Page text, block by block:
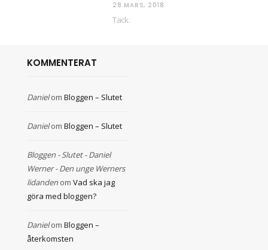
28 MARS, 2018
Tack.
KOMMENTERAT
Danielom Bloggen – Slutet
Danielom Bloggen – Slutet
Bloggen - Slutet - Daniel
Werner - Den unge Werners
lidanden om Vad ska jag
göra med bloggen?
Danielom Bloggen –
återkomsten